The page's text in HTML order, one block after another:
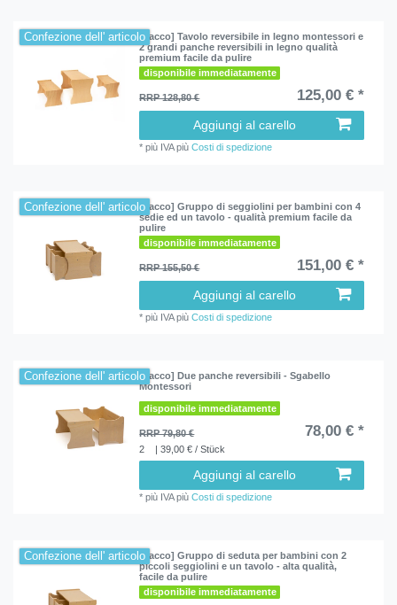
Confezione dell' articolo[Pacco] Tavolo reversibile in legno montessori e
2 grandi panche reversibili in legno qualità
premium facile da pulire
disponibile immediatamente
RRP 128,80 € 125,00 € *
Aggiungi al carello
*più IVApiùCosti di spedizione
Confezione dell' articolo[Pacco] Gruppo di seggiolini per bambini con 4
sedie ed un tavolo - qualità premium facile da
pulire
disponibile immediatamente
RRP 155,50 € 151,00 € *
Aggiungi al carello
*più IVApiùCosti di spedizione
Confezione dell' articolo[Pacco] Due panche reversibili - Sgabello
Montessori
disponibile immediatamente
RRP 79,80 € 78,00 € *
2 | 39,00 € / Stück
Aggiungi al carello
*più IVApiùCosti di spedizione
Confezione dell' articolo[Pacco] Gruppo di seduta per bambini con 2
piccoli seggiolini e un tavolo - alta qualità,
facile da pulire
disponibile immediatamente